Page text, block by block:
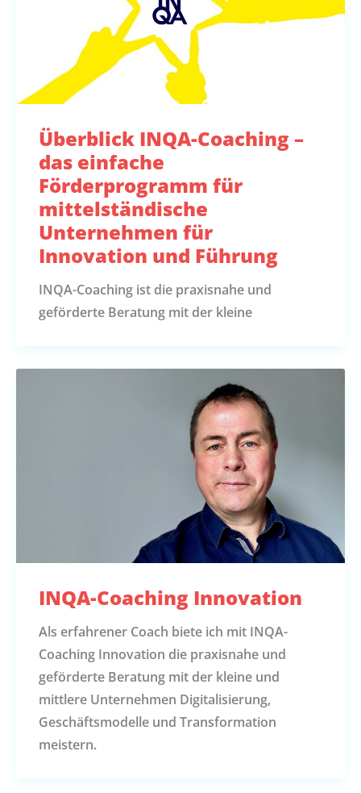
Überblick INQA-Coaching –
das einfache
Förderprogramm für
mittelständische
Unternehmen für
Innovation und Führung
INQA-Coaching ist die praxisnahe und
geförderte Beratung mit der kleine
INQA-Coaching Innovation
Als erfahrener Coach biete ich mit INQA-
Coaching Innovation die praxisnahe und
geförderte Beratung mit der kleine und
mittlere Unternehmen Digitalisierung,
Geschäftsmodelle und Transformation
meistern.